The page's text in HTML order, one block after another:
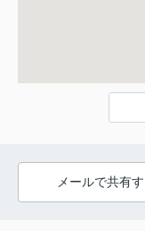
メールで共有